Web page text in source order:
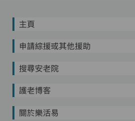
主頁
申請綜援或其他援助
搜尋安老院
護老博客
關於樂活易